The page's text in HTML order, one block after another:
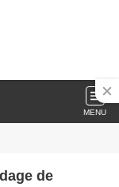
MENU
de